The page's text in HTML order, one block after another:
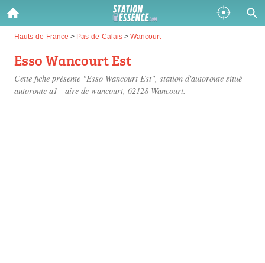
Hauts-de-France > Pas-de-Calais > Wancourt
Esso Wancourt Est
Cette fiche présente "Esso Wancourt Est", station d'autoroute situé
autoroute a1 - aire de wancourt, 62128 Wancourt.
Gazole :
Disponible
SP 98 :